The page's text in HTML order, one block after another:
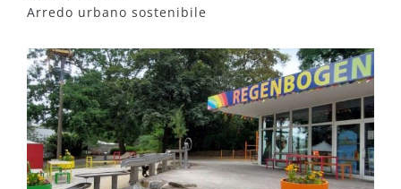
Arredo urbano sostenibile